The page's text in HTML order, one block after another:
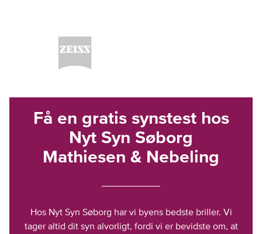
Få en gratis synstest hos
Nyt Syn Søborg
Mathiesen & Nebeling
Hos Nyt Syn Søborg har vi byens bedste briller. Vi
tager altid dit syn alvorligt, fordi vi er bevidste om, at